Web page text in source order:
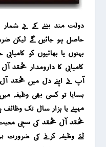
دولت مند بننے کے بے شمار
حاصل ہو جائیں گے لیکن
بہنوں یا بھائیوں کو
کامیابی کا دارومدار محمد
آپ نے اپنے دل میں محمد
بسایا تو کسی بھی وظیفہ
مہینے یا ہزار سال تک وظائف
محمد آل محمد کی سچی
لئے وظیفہ کرنے کی ضرورت